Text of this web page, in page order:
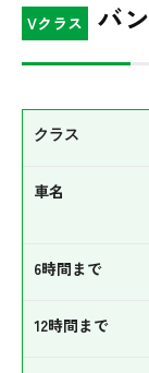
Vクラス バン